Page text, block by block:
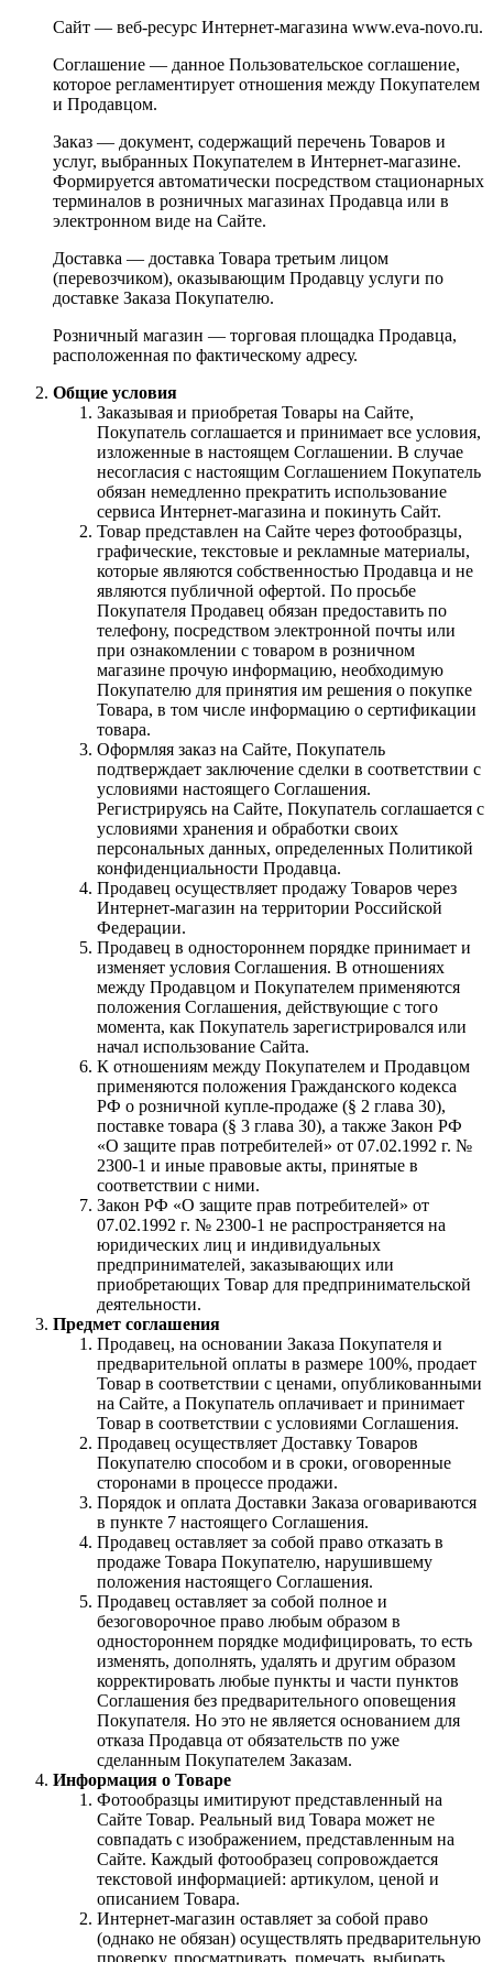
Сайт — веб-ресурс Интернет-магазина www.eva-novo.ru.
Соглашение — данное Пользовательское соглашение,
которое регламентирует отношения между Покупателем
и Продавцом.
Заказ — документ, содержащий перечень Товаров и
услуг, выбранных Покупателем в Интернет-магазине.
Формируется автоматически посредством стационарных
терминалов в розничных магазинах Продавца или в
электронном виде на Сайте.
Доставка — доставка Товара третьим лицом
(перевозчиком), оказывающим Продавцу услуги по
доставке Заказа Покупателю.
Розничный магазин — торговая площадка Продавца,
расположенная по фактическому адресу.
Общие условия
Заказывая и приобретая Товары на Сайте,
Покупатель соглашается и принимает все условия,
изложенные в настоящем Соглашении. В случае
несогласия с настоящим Соглашением Покупатель
обязан немедленно прекратить использование
сервиса Интернет-магазина и покинуть Сайт.
Товар представлен на Сайте через фотообразцы,
графические, текстовые и рекламные материалы,
которые являются собственностью Продавца и не
являются публичной офертой. По просьбе
Покупателя Продавец обязан предоставить по
телефону, посредством электронной почты или
при ознакомлении с товаром в розничном
магазине прочую информацию, необходимую
Покупателю для принятия им решения о покупке
Товара, в том числе информацию о сертификации
товара.
Оформляя заказ на Сайте, Покупатель
подтверждает заключение сделки в соответствии с
условиями настоящего Соглашения.
Регистрируясь на Сайте, Покупатель соглашается с
условиями хранения и обработки своих
персональных данных, определенных Политикой
конфиденциальности Продавца.
Продавец осуществляет продажу Товаров через
Интернет-магазин на территории Российской
Федерации.
Продавец в одностороннем порядке принимает и
изменяет условия Соглашения. В отношениях
между Продавцом и Покупателем применяются
положения Соглашения, действующие с того
момента, как Покупатель зарегистрировался или
начал использование Сайта.
К отношениям между Покупателем и Продавцом
применяются положения Гражданского кодекса
РФ о розничной купле-продаже (§ 2 глава 30),
поставке товара (§ 3 глава 30), а также Закон РФ
«О защите прав потребителей» от 07.02.1992 г. №
2300-1 и иные правовые акты, принятые в
соответствии с ними.
Закон РФ «О защите прав потребителей» от
07.02.1992 г. № 2300-1 не распространяется на
юридических лиц и индивидуальных
предпринимателей, заказывающих или
приобретающих Товар для предпринимательской
деятельности.
Предмет соглашения
Продавец, на основании Заказа Покупателя и
предварительной оплаты в размере 100%, продает
Товар в соответствии с ценами, опубликованными
на Сайте, а Покупатель оплачивает и принимает
Товар в соответствии с условиями Соглашения.
Продавец осуществляет Доставку Товаров
Покупателю способом и в сроки, оговоренные
сторонами в процессе продажи.
Порядок и оплата Доставки Заказа оговариваются
в пункте 7 настоящего Соглашения.
Продавец оставляет за собой право отказать в
продаже Товара Покупателю, нарушившему
положения настоящего Соглашения.
Продавец оставляет за собой полное и
безоговорочное право любым образом в
одностороннем порядке модифицировать, то есть
изменять, дополнять, удалять и другим образом
корректировать любые пункты и части пунктов
Соглашения без предварительного оповещения
Покупателя. Но это не является основанием для
отказа Продавца от обязательств по уже
сделанным Покупателем Заказам.
Информация о Товаре
Фотообразцы имитируют представленный на
Сайте Товар. Реальный вид Товара может не
совпадать с изображением, представленным на
Сайте. Каждый фотообразец сопровождается
текстовой информацией: артикулом, ценой и
описанием Товара.
Интернет-магазин оставляет за собой право
(однако не обязан) осуществлять предварительную
проверку, просматривать, помечать, выбирать,